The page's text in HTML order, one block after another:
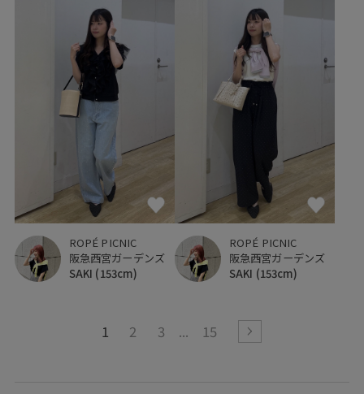
ROPÉ PICNIC
阪急西宮ガーデンズ
SAKI (153cm)
ROPÉ PICNIC
阪急西宮ガーデンズ
SAKI (153cm)
1 2 3 15